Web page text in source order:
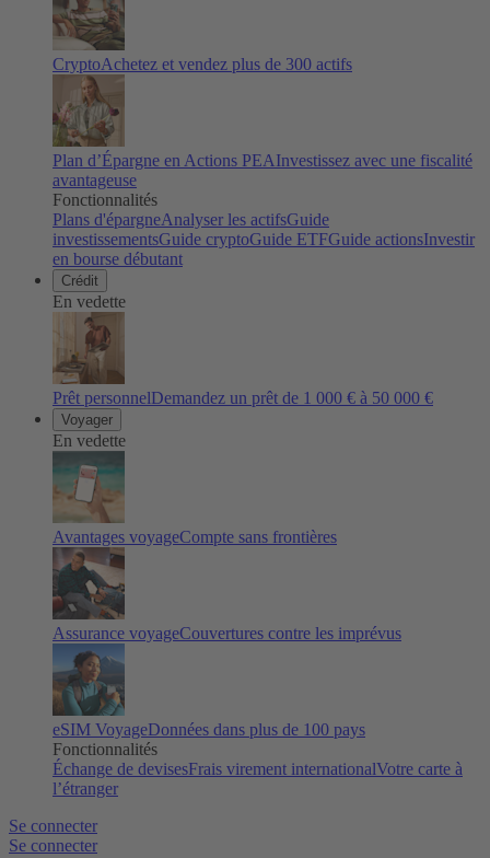
CryptoAchetez et vendez plus de 300 actifs
Plan d’Épargne en Actions PEAInvestissez avec une fiscalité
avantageuse
Fonctionnalités
Plans d'épargneAnalyser les actifsGuide
investissementsGuide cryptoGuide ETFGuide actionsInvestir
en bourse débutant
Crédit
En vedette
Prêt personnelDemandez un prêt de 1 000 € à 50 000 €
Voyager
En vedette
Avantages voyageCompte sans frontières
Assurance voyageCouvertures contre les imprévus
eSIM VoyageDonnées dans plus de 100 pays
Fonctionnalités
Échange de devisesFrais virement internationalVotre carte à
l’étranger
Se connecter
Se connecter